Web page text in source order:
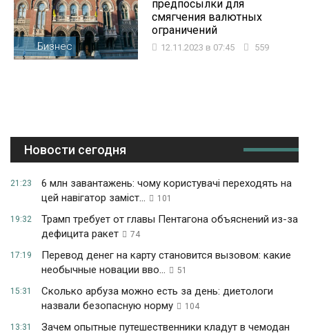
Бизнес
предпосылки для
смягчения валютных
ограничений
12.11.2023 в 07:45 559
Новости сегодня
21:23
6 млн завантажень: чому користувачі переходять на
цей навігатор заміст...
101
19:32
Трамп требует от главы Пентагона объяснений из-за
дефицита ракет
74
17:19
Перевод денег на карту становится вызовом: какие
необычные новации вво...
51
15:31
Сколько арбуза можно есть за день: диетологи
назвали безопасную норму
104
13:31
Зачем опытные путешественники кладут в чемодан